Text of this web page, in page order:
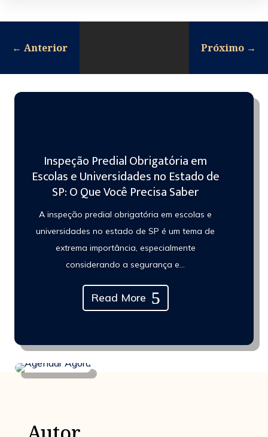
← Anterior Próximo →
Inspeção Predial Obrigatória em
Escolas e Universidades no Estado de
SP: O Que Você Precisa Saber
A inspeção predial obrigatória em escolas e
universidades no estado de SP é um tema de
extrema importância, especialmente
considerando a segurança e...
Read More